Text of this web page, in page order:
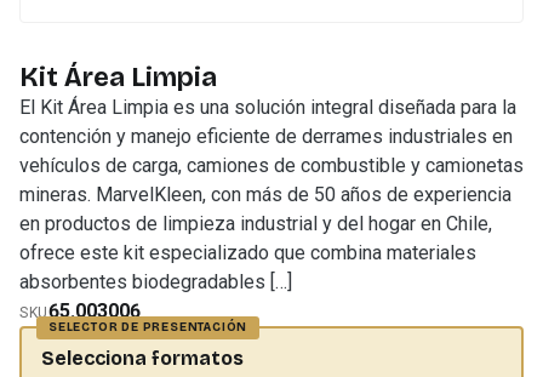
Kit Área Limpia
El Kit Área Limpia es una solución integral diseñada para la
contención y manejo eficiente de derrames industriales en
vehículos de carga, camiones de combustible y camionetas
mineras. MarvelKleen, con más de 50 años de experiencia
en productos de limpieza industrial y del hogar en Chile,
ofrece este kit especializado que combina materiales
absorbentes biodegradables […]
SKU65.003006
Selecciona formatos